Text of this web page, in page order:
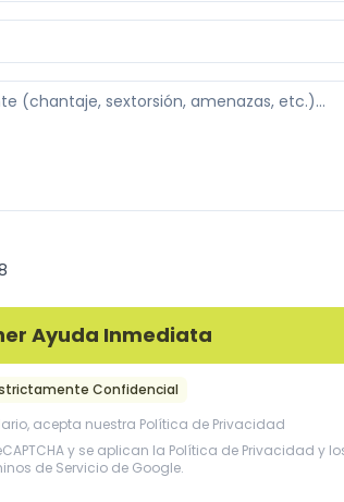
Ayuda Inmediata
Confidencial
acepta nuestra Política de Privacidad
y se aplican la Política de Privacidad y
de Servicio de Google.